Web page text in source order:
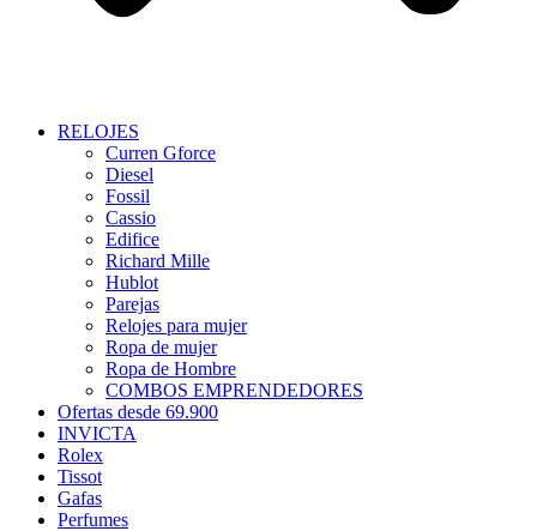
RELOJES
Curren Gforce
Diesel
Fossil
Cassio
Edifice
Richard Mille
Hublot
Parejas
Relojes para mujer
Ropa de mujer
Ropa de Hombre
COMBOS EMPRENDEDORES
Ofertas desde 69.900
INVICTA
Rolex
Tissot
Gafas
Perfumes